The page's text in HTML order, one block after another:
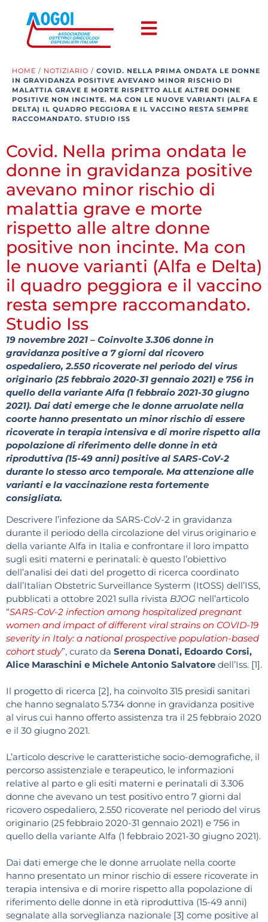
HOME / NOTIZIARIO / COVID. NELLA PRIMA ONDATA LE DONNE
IN GRAVIDANZA POSITIVE AVEVANO MINOR RISCHIO DI
MALATTIA GRAVE E MORTE RISPETTO ALLE ALTRE DONNE
POSITIVE NON INCINTE. MA CON LE NUOVE VARIANTI (ALFA E
DELTA) IL QUADRO PEGGIORA E IL VACCINO RESTA SEMPRE
RACCOMANDATO. STUDIO ISS
Covid. Nella prima ondata le
donne in gravidanza positive
avevano minor rischio di
malattia grave e morte
rispetto alle altre donne
positive non incinte. Ma con
le nuove varianti (Alfa e Delta)
il quadro peggiora e il vaccino
resta sempre raccomandato.
Studio Iss
19 novembre 2021 – Coinvolte 3.306 donne in
gravidanza positive a 7 giorni dal ricovero
ospedaliero, 2.550 ricoverate nel periodo del virus
originario (25 febbraio 2020-31 gennaio 2021) e 756 in
quello della variante Alfa (1 febbraio 2021-30 giugno
2021). Dai dati emerge che le donne arruolate nella
coorte hanno presentato un minor rischio di essere
ricoverate in terapia intensiva e di morire rispetto alla
popolazione di riferimento delle donne in età
riproduttiva (15-49 anni) positive al SARS-CoV-2
durante lo stesso arco temporale. Ma attenzione alle
varianti e la vaccinazione resta fortemente
consigliata.
Descrivere l’infezione da SARS-CoV-2 in gravidanza
durante il periodo della circolazione del virus originario e
della variante Alfa in Italia e confrontare il loro impatto
sugli esiti materni e perinatali: è questo l’obiettivo
dell’analisi dei dati del progetto di ricerca coordinato
dall’Italian Obstetric Surveillance Systerm (ItOSS) dell’ISS,
pubblicati a ottobre 2021 sulla rivista BJOG nell’articolo
“SARS-CoV-2 infection among hospitalized pregnant
women and impact of different viral strains on COVID-19
severity in Italy: a national prospective population-based
cohort study”, curato da Serena Donati, Edoardo Corsi,
Alice Maraschini e Michele Antonio Salvatore dell’Iss. [1].
Il progetto di ricerca [2], ha coinvolto 315 presidi sanitari
che hanno segnalato 5.734 donne in gravidanza positive
al virus cui hanno offerto assistenza tra il 25 febbraio 2020
e il 30 giugno 2021.
L’articolo descrive le caratteristiche socio-demografiche, il
percorso assistenziale e terapeutico, le informazioni
relative al parto e gli esiti materni e perinatali di 3.306
donne che avevano un test positivo entro 7 giorni dal
ricovero ospedaliero, 2.550 ricoverate nel periodo del virus
originario (25 febbraio 2020-31 gennaio 2021) e 756 in
quello della variante Alfa (1 febbraio 2021-30 giugno 2021).
Dai dati emerge che le donne arruolate nella coorte
hanno presentato un minor rischio di essere ricoverate in
terapia intensiva e di morire rispetto alla popolazione di
riferimento delle donne in età riproduttiva (15-49 anni)
segnalate alla sorveglianza nazionale [3] come positive al